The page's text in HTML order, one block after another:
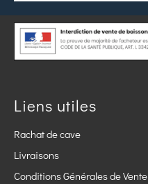
Liens utiles
Rachat de cave
Livraisons
Conditions Générales de Vente